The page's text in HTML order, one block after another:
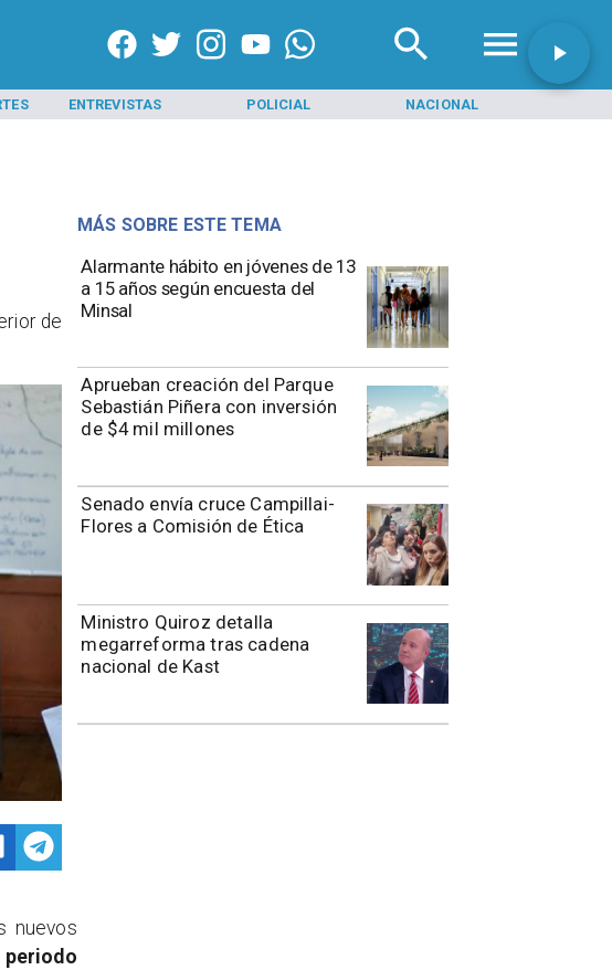
ENTREVISTAS POLICIAL NACIONAL
Alarmante hábito en jóvenes de 13
a 15 años según encuesta del
Minsal
Aprueban creación del Parque
Sebastián Piñera con inversión
de $4 mil millones
Senado envía cruce Campillai-
Flores a Comisión de Ética
Ministro Quiroz detalla
megarreforma tras cadena
nacional de Kast
MÁS SOBRE ESTE TEMA
de
nuevos